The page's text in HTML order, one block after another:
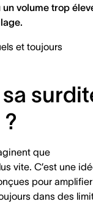
volume trop
et toujours
que
vite. C’est une
pour amplifier
dans des